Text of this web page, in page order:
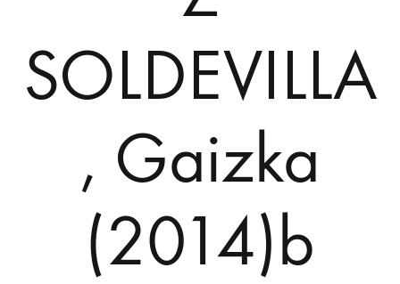
SOLDEVILLA
, Gaizka
(2014)b